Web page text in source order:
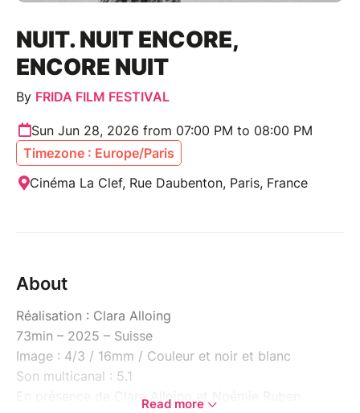
NUIT. NUIT ENCORE,
ENCORE NUIT
By FRIDA FILM FESTIVAL
Sun Jun 28, 2026 from 07:00 PM to 08:00 PM
Timezone : Europe/Paris
Cinéma La Clef, Rue Daubenton, Paris, France
About
Réalisation : Clara Alloing
73min – 2025 – Suisse
Image : 4/3 / 16mm / Couleur et noir et blanc
Son multicanal : 5.1
En présence de Clara Alloing et Noémie Ruben
Read more